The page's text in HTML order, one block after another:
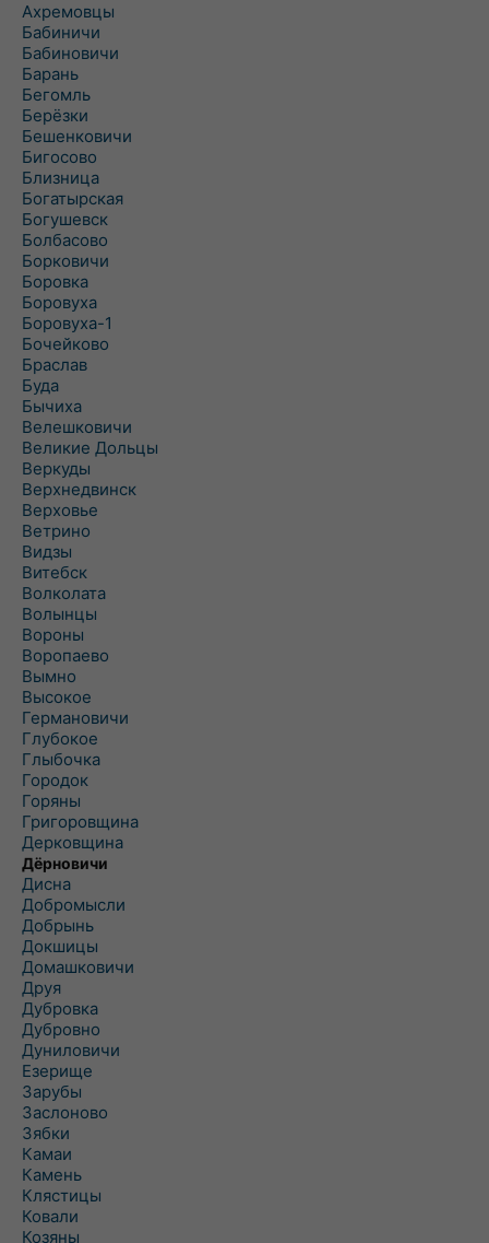
Ахремовцы
Бабиничи
Бабиновичи
Барань
Бегомль
Берёзки
Бешенковичи
Бигосово
Близница
Богатырская
Богушевск
Болбасово
Борковичи
Боровка
Боровуха
Боровуха-1
Бочейково
Браслав
Буда
Бычиха
Велешковичи
Великие Дольцы
Веркуды
Верхнедвинск
Верховье
Ветрино
Видзы
Витебск
Волколата
Волынцы
Вороны
Воропаево
Вымно
Высокое
Германовичи
Глубокое
Глыбочка
Городок
Горяны
Григоровщина
Дерковщина
Дёрновичи
Дисна
Добромысли
Добрынь
Докшицы
Домашковичи
Друя
Дубровка
Дубровно
Дуниловичи
Езерище
Зарубы
Заслоново
Зябки
Камаи
Камень
Клястицы
Ковали
Козяны